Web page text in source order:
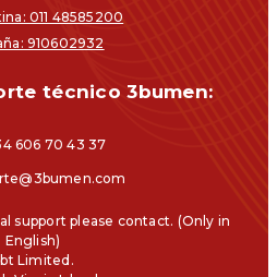
011 48585200
910602932
técnico 3bumen:
606 70 43 37
support please contact. (Only in
English)
Limited.